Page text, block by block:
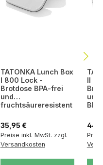
TATONKA Lunch Box
I 800 Lock -
Brotdose BPA-frei
und
fruchtsäureresistent
Regulärer Preis:
35,95 €
Preise inkl. MwSt. zzgl.
Versandkosten
II